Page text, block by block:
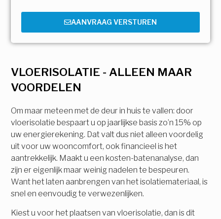
VLOERISOLATIE - ALLEEN MAAR
VOORDELEN
Om maar meteen met de deur in huis te vallen: door
vloerisolatie bespaart u op jaarlijkse basis zo’n 15% op
uw energierekening. Dat valt dus niet alleen voordelig
uit voor uw wooncomfort, ook financieel is het
aantrekkelijk. Maakt u een kosten-batenanalyse, dan
zijn er eigenlijk maar weinig nadelen te bespeuren.
Want het laten aanbrengen van het isolatiemateriaal, is
snel en eenvoudig te verwezenlijken.
Kiest u voor het plaatsen van vloerisolatie, dan is dit
AANVRAAG VERSTUREN